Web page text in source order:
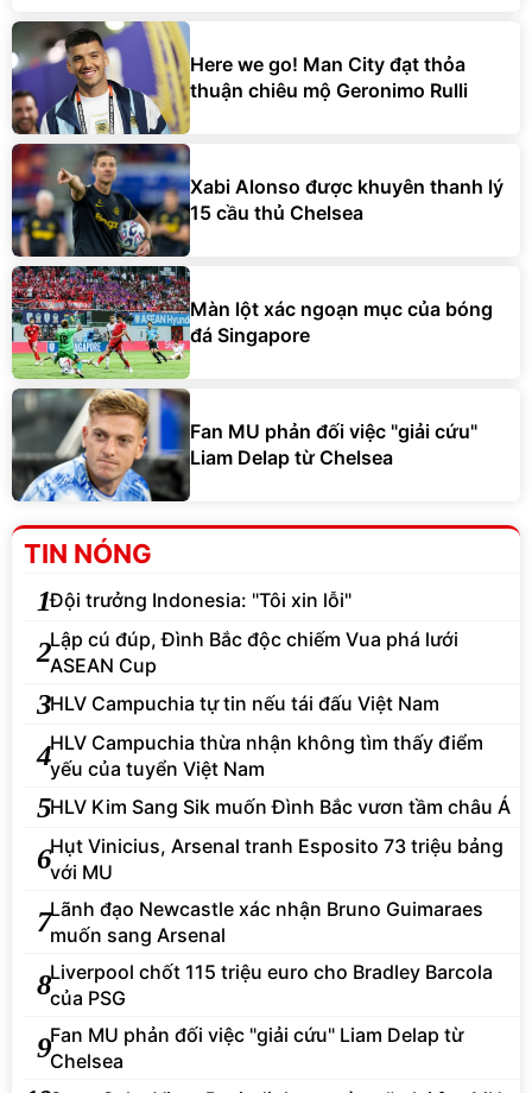
Here we go! Man City đạt thỏa
thuận chiêu mộ Geronimo Rulli
Xabi Alonso được khuyên thanh lý
15 cầu thủ Chelsea
Màn lột xác ngoạn mục của bóng
đá Singapore
Fan MU phản đối việc "giải cứu"
Liam Delap từ Chelsea
TIN NÓNG
1Đội trưởng Indonesia: "Tôi xin lỗi"
2Lập cú đúp, Đình Bắc độc chiếm Vua phá lưới
ASEAN Cup
3HLV Campuchia tự tin nếu tái đấu Việt Nam
4HLV Campuchia thừa nhận không tìm thấy điểm
yếu của tuyển Việt Nam
5HLV Kim Sang Sik muốn Đình Bắc vươn tầm châu Á
6Hụt Vinicius, Arsenal tranh Esposito 73 triệu bảng
với MU
7Lãnh đạo Newcastle xác nhận Bruno Guimaraes
muốn sang Arsenal
8Liverpool chốt 115 triệu euro cho Bradley Barcola
của PSG
9Fan MU phản đối việc "giải cứu" Liam Delap từ
Chelsea